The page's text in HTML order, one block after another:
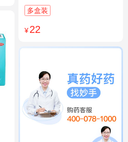
多盒装
¥22